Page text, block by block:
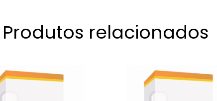
Produtos relacionados